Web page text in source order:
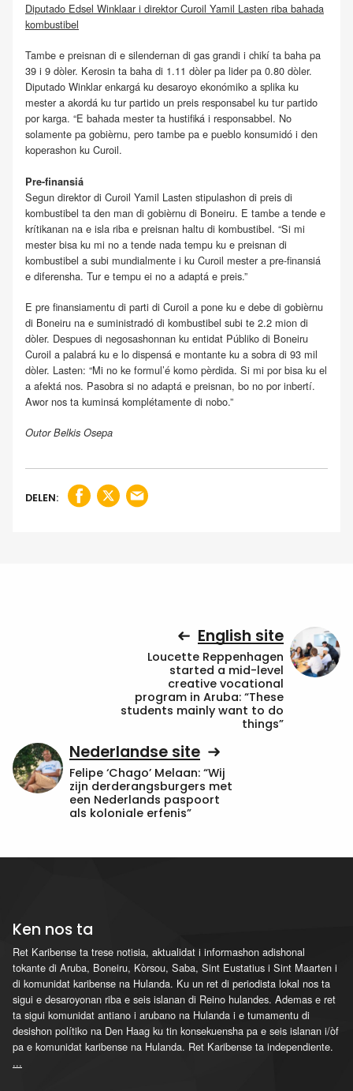
Diputado Edsel Winklaar i direktor Curoil Yamil Lasten riba bahada
kombustibel
Tambe e preisnan di e silendernan di gas grandi i chikí ta baha pa
39 i 9 dòler. Kerosin ta baha di 1.11 dòler pa lider pa 0.80 dòler.
Diputado Winklar enkargá ku desaroyo ekonómiko a splika ku
mester a akordá ku tur partido un preis responsabel ku tur partido
por karga. “E bahada mester ta hustifiká i responsabbel. No
solamente pa gobièrnu, pero tambe pa e pueblo konsumidó i den
koperashon ku Curoil.
Pre-finansiá
Segun direktor di Curoil Yamil Lasten stipulashon di preis di
kombustibel ta den man di gobièrnu di Boneiru. E tambe a tende e
krítikanan na e isla riba e preisnan haltu di kombustibel. “Si mi
mester bisa ku mi no a tende nada tempu ku e preisnan di
kombustibel a subi mundialmente i ku Curoil mester a pre-finansiá
e diferensha. Tur e tempu ei no a adaptá e preis.”
E pre finansiamentu di parti di Curoil a pone ku e debe di gobièrnu
di Boneiru na e suministradó di kombustibel subi te 2.2 mion di
dòler. Despues di negosashonnan ku entidat Públiko di Boneiru
Curoil a palabrá ku e lo dispensá e montante ku a sobra di 93 mil
dòler. Lasten: “Mi no ke formul’é komo pèrdida. Si mi por bisa ku el
a afektá nos. Pasobra si no adaptá e preisnan, bo no por inbertí.
Awor nos ta kuminsá komplétamente di nobo.”
Outor Belkis Osepa
DELEN:
English site
Loucette Reppenhagen
started a mid-level
creative vocational
program in Aruba: “These
students mainly want to do
things”
Nederlandse site
Felipe ‘Chago’ Melaan: “Wij
zijn derderangsburgers met
een Nederlands paspoort
als koloniale erfenis”
Ken nos ta
Ret Karibense ta trese notisia, aktualidat i informashon adishonal
tokante di Aruba, Boneiru, Kòrsou, Saba, Sint Eustatius i Sint Maarten i
di komunidat karibense na Hulanda. Ku un ret di periodista lokal nos ta
sigui e desaroyonan riba e seis islanan di Reino hulandes. Ademas e ret
ta sigui komunidat antiano i arubano na Hulanda i e tumamentu di
desishon polítiko na Den Haag ku tin konsekuensha pa e seis islanan i/òf
pa e komunidat karibense na Hulanda. Ret Karibense ta independiente.
...